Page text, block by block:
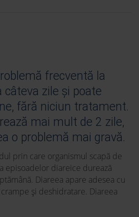
frecventă la
câteva zile și poate
fără niciun tratament.
mai mult de 2 zile,
o problemă mai gravă.
prin care organismul scapă de
episoadelor diareice durează
Diareea apare adesea cu
și deshidratare. Diareea